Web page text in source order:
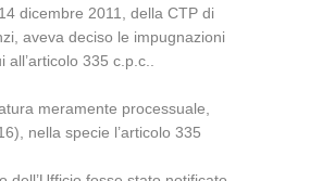
dicembre 2011, della CTP di
aveva deciso le impugnazioni
335 c.p.c..
meramente processuale,
nella specie l’articolo 335